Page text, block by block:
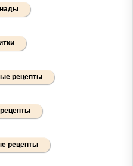
рецепты
рецепты